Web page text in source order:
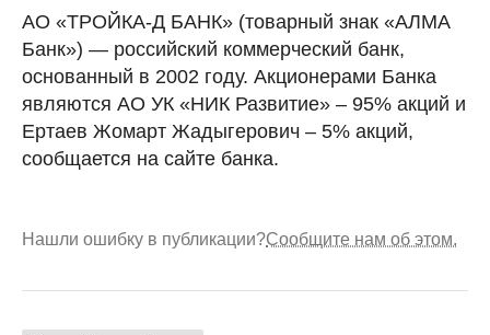
АО «ТРОЙКА-Д БАНК» (товарный знак «АЛМА
Банк») — российский коммерческий банк,
основанный в 2002 году. Акционерами Банка
являются АО УК «НИК Развитие» – 95% акций и
Ертаев Жомарт Жадыгерович – 5% акций,
сообщается на сайте банка.
Нашли ошибку в публикации?Сообщите нам об этом.